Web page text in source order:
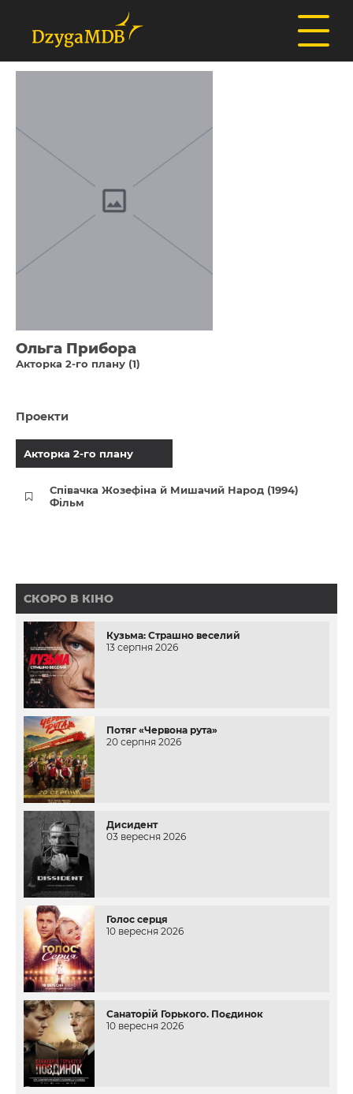
Ольга Прибора
Акторка 2-го плану (1)
Проекти
Акторка 2-го плану
Співачка Жозефіна й Мишачий Народ (1994)
Фільм
СКОРО В КІНО
Кузьма: Страшно веселий
13 серпня 2026
Потяг «Червона рута»
20 серпня 2026
Дисидент
03 вересня 2026
Голос серця
10 вересня 2026
Санаторій Горького. Поєдинок
10 вересня 2026